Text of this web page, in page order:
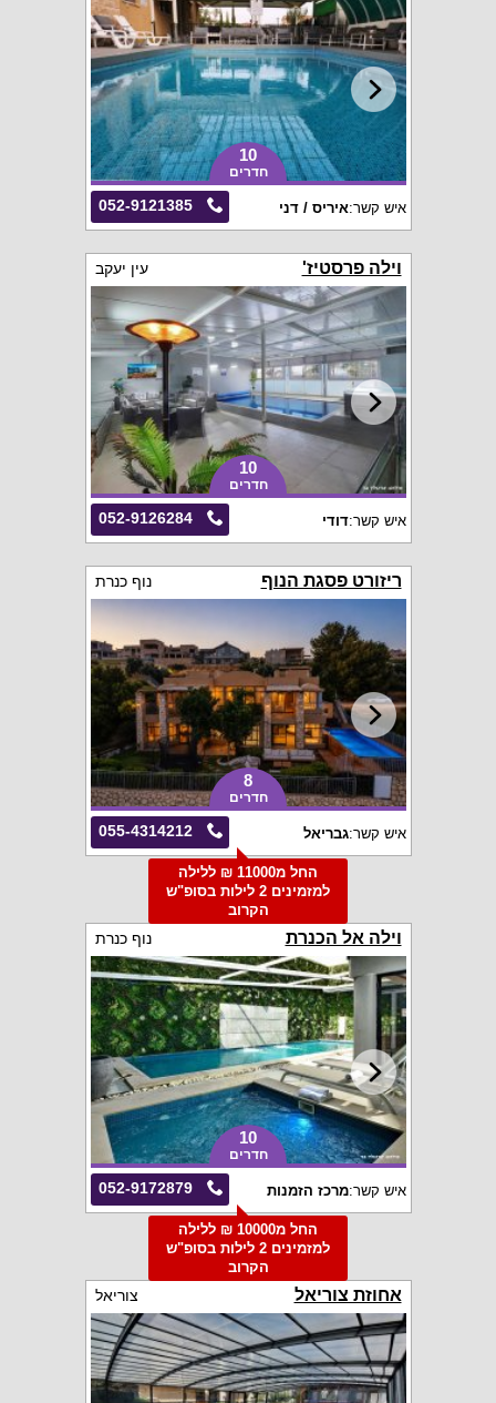
10
חדרים
052-9121385 איש קשר:איריס / דני
וילה פרסטיז' עין יעקב
10
חדרים
052-9126284 איש קשר:דודי
ריזורט פסגת הנוף נוף כנרת
8
חדרים
055-4314212 איש קשר:גבריאל
החל מ11000 ₪ ללילה
למזמינים 2 לילות בסופ"ש
הקרוב
וילה אל הכנרת נוף כנרת
10
חדרים
052-9172879 איש קשר:מרכז הזמנות
החל מ10000 ₪ ללילה
למזמינים 2 לילות בסופ"ש
הקרוב
אחוזת צוריאל צוריאל